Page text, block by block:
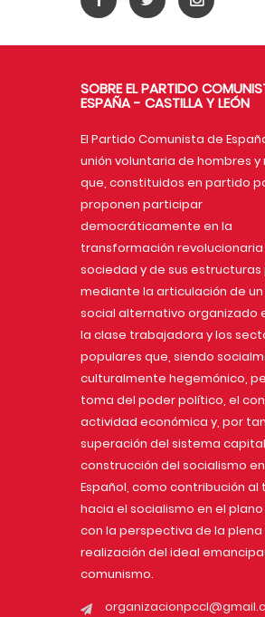
SOBRE EL PARTIDO
ESPAÑA - CASTILLA Y LEÓN
El Partido Comunista de
unión voluntaria de hombres y
que, constituidos en partido
proponen participar
democráticamente en la
transformación revolucionaria
sociedad y de sus estructuras
mediante la articulación de
social alternativo organizado
la clase trabajadora y los
populares que, siendo
culturalmente hegemónico,
toma del poder político, el
actividad económica y, por
superación del sistema
construcción del socialismo
Español, como contribución al
hacia el socialismo en el
con la perspectiva de la plena
realización del ideal
comunismo.